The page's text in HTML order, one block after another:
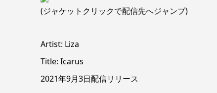
(ジャケットクリックで配信先へジャンプ)
Artist: Liza
Title: Icarus
2021年9月3日配信リリース